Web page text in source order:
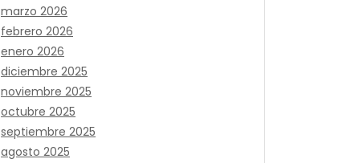
marzo 2026
febrero 2026
enero 2026
diciembre 2025
noviembre 2025
octubre 2025
septiembre 2025
agosto 2025